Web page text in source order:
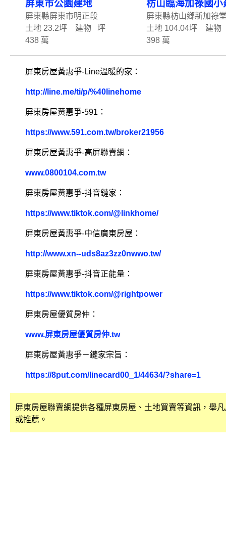
屏東市公園建地
屏東縣屏東市明正段
土地 23.2坪 建物 坪
438 萬
枋山臨海加祿國小
屏東縣枋山鄉新加祿
土地 104.04坪 建物
398 萬
屏東房屋黃惠爭-Line溫暖的家：
http://line.me/ti/p/%40linehome
屏東房屋黃惠爭-591：
https://www.591.com.tw/broker21956
屏東房屋黃惠爭-高屏聯賣網：
www.0800104.com.tw
屏東房屋黃惠爭-抖音鏈家：
https://www.tiktok.com/@linkhome/
屏東房屋黃惠爭-中信廣東房屋：
http://www.xn--uds8az3zz0nwwo.tw/
屏東房屋黃惠爭-抖音正能量：
https://www.tiktok.com/@rightpower
屏東房屋優質房仲：
www.屏東房屋優質房仲.tw
屏東房屋黃惠爭－鏈家宗旨：
https://8put.com/linecard00_1/44634/?share=1
屏東房屋聯賣網提供各種屏東房屋、土地買賣等資訊，舉
或推薦。